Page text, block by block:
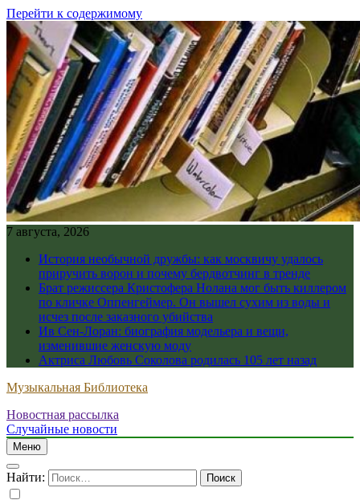
Перейти к содержимому
7 августа, 2026
История необычной дружбы: как москвичу удалось
приручить ворон и почему бердвотчинг в тренде
Брат режиссера Кристофера Нолана мог быть киллером
по кличке Оппенгеймер. Он вышел сухим из воды и
исчез после заказного убийства
Ив Сен-Лоран: биография модельера и вещи,
изменившие женскую моду
Актриса Любовь Соколова родилась 105 лет назад
Музыкальная Библиотека
Новостная рассылка
Случайные новости
Меню
Найти: